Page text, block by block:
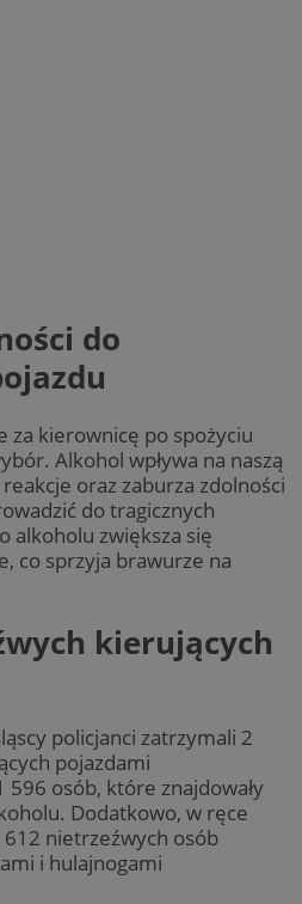
do
za kierownicę po spożyciu
Alkohol wpływa na naszą
oraz zaburza zdolności
do tragicznych
alkoholu zwiększa się
co sprzyja brawurze na
kierujących
policjanci zatrzymali 2
pojazdami
osób, które znajdowały
Dodatkowo, w ręce
nietrzeźwych osób
i hulajnogami